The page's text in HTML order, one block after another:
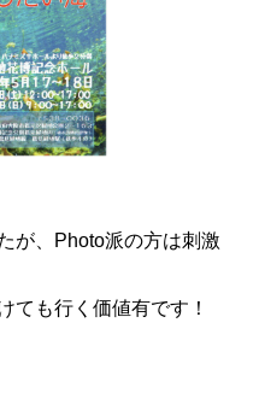
が、Photo派の方は刺激
ても行く価値有です！